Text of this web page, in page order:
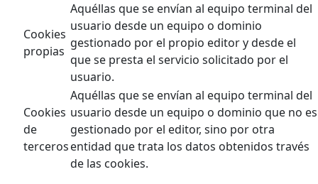
Cookies
propias
Aquéllas que se envían al equipo terminal del
usuario desde un equipo o dominio
gestionado por el propio editor y desde el
que se presta el servicio solicitado por el
usuario.
Cookies
de
terceros
Aquéllas que se envían al equipo terminal del
usuario desde un equipo o dominio que no es
gestionado por el editor, sino por otra
entidad que trata los datos obtenidos través
de las cookies.